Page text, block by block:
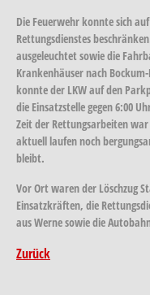
Die Feuerwehr konnte sich
Rettungsdienstes
ausgeleuchtet sowie die
Krankenhäuser nach
konnte der LKW auf den
die Einsatzstelle gegen 6:00
Zeit der Rettungsarbeiten
aktuell laufen noch
bleibt.
Vor Ort waren der Löschzug
Einsatzkräften, die
aus Werne sowie die
Zurück